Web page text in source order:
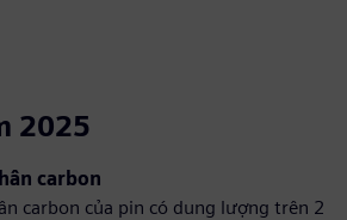
2025
carbon
carbon của pin có dung lượng trên 2